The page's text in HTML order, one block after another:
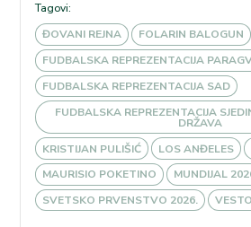
Tagovi:
ĐOVANI REJNA
FOLARIN BALOGUN
FUDBALSKA REPREZENTACIJA
FUDBALSKA REPREZENTACIJA SAD
FUDBALSKA REPREZENTACIJA
DRŽAVA
KRISTIJAN PULIŠIĆ
LOS ANĐELES
MAURISIO POKETINO
MUNDIJAL
SVETSKO PRVENSTVO 2026.